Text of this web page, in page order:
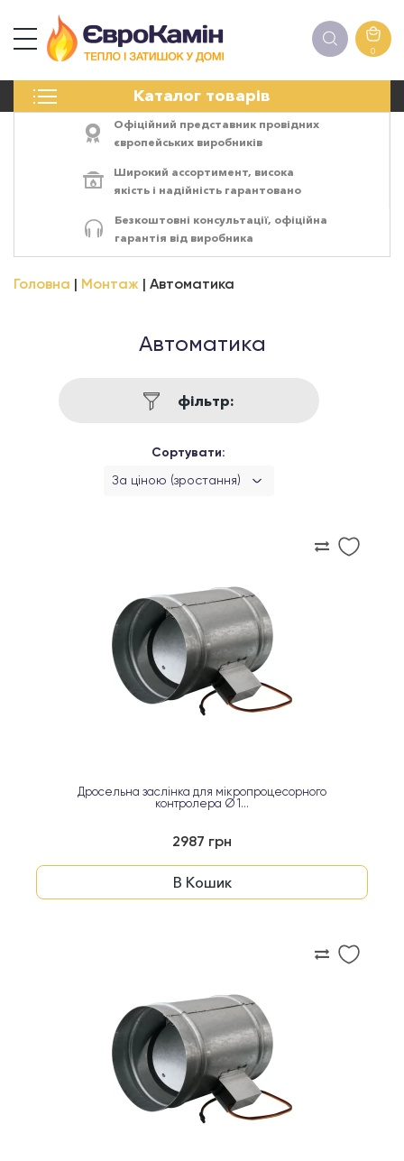
0
Каталог товарів
ПЕЧІ
ЕЛЕКТРОКАМІНИ
АКСЕСУАРИ
Офіційний представник провідних
європейських виробників
Широкий ассортимент, висока
якість і надійність гарантовано
Безкоштовні консультації, офіційна
гарантія від виробника
Головна Монтаж Автоматика
Автоматика
фільтр:
Сортувати:
За ціною (зростання)
Дросельна заслінка для мікропроцесорного
контролера Ø 1...
2987 грн
В Кошик